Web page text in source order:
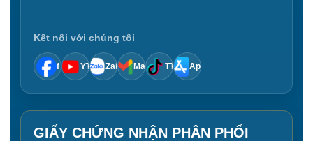
Kết nối với chúng tôi
f YT Zalo Mail TT App
GIẤY CHỨNG NHẬN PHÂN PHỐI